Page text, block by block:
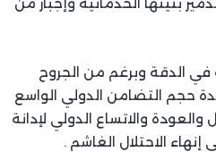
الدقة وبرغم من الجروح
حجم التضامن الدولي الواسع
والاتساع الدولي لإدانة
إنهاء الاحتلال الغاشم .